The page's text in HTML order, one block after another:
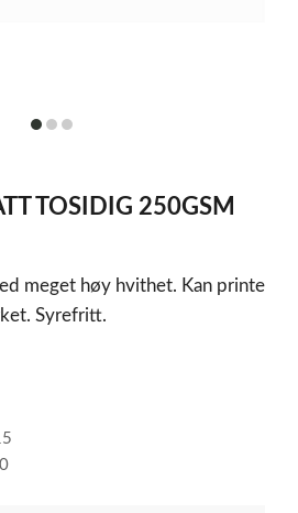
itemitemitem
TOSIDIG 250GSM
meget høy hvithet. Kan printe
Syrefritt.